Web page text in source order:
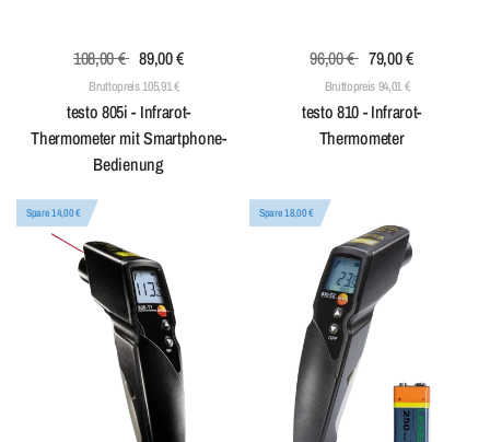
108,00 € 89,00 €
Bruttopreis 105,91 €
testo 805i - Infrarot-
Thermometer mit Smartphone-
Bedienung
96,00 € 79,00 €
Bruttopreis 94,01 €
testo 810 - Infrarot-
Thermometer
Spare 14,00 € Spare 18,00 €